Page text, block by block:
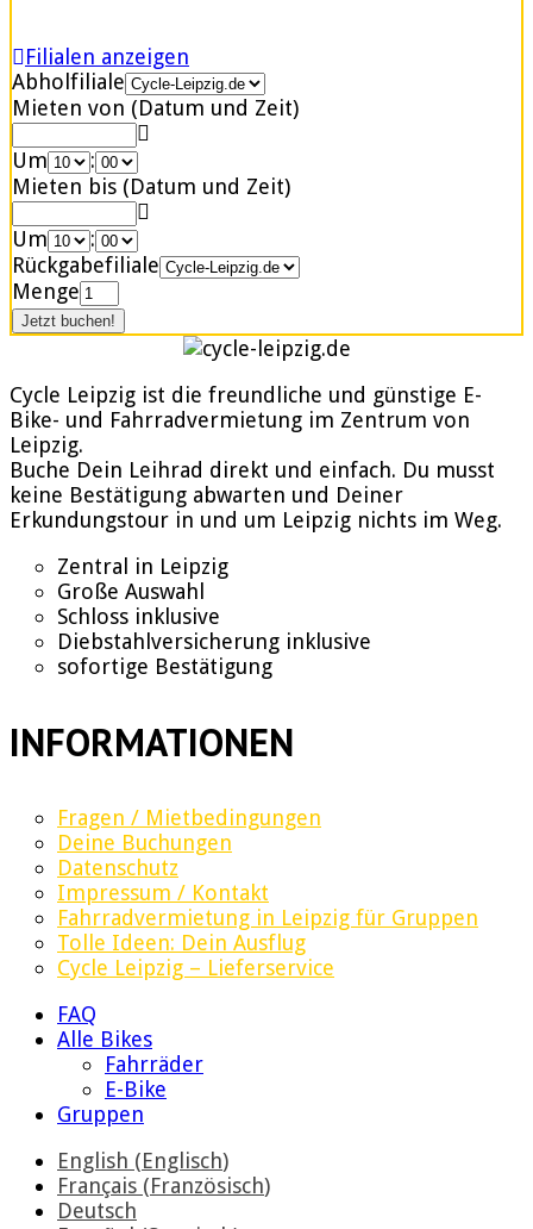
Filialen anzeigen
Abholfiliale
Mieten von (Datum und Zeit)
Um
:
Mieten bis (Datum und Zeit)
Um
:
Rückgabefiliale
Menge
Cycle Leipzig ist die freundliche und günstige E-
Bike- und Fahrradvermietung im Zentrum von
Leipzig.
Buche Dein Leihrad direkt und einfach. Du musst
keine Bestätigung abwarten und Deiner
Erkundungstour in und um Leipzig nichts im Weg.
Zentral in Leipzig
Große Auswahl
Schloss inklusive
Diebstahlversicherung inklusive
sofortige Bestätigung
INFORMATIONEN
Fragen / Mietbedingungen
Deine Buchungen
Datenschutz
Impressum / Kontakt
Fahrradvermietung in Leipzig für Gruppen
Tolle Ideen: Dein Ausflug
Cycle Leipzig – Lieferservice
FAQ
Alle Bikes
Fahrräder
E-Bike
Gruppen
English (Englisch)
Français (Französisch)
Deutsch